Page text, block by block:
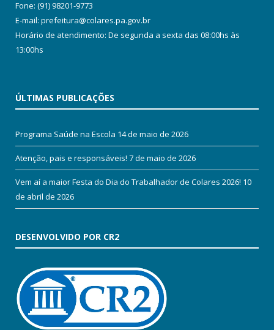
Fone: (91) 98201-9773
E-mail: prefeitura@colares.pa.gov.br
Horário de atendimento: De segunda a sexta das 08:00hs às
13:00hs
ÚLTIMAS PUBLICAÇÕES
Programa Saúde na Escola 14 de maio de 2026
Atenção, pais e responsáveis! 7 de maio de 2026
Vem aí a maior Festa do Dia do Trabalhador de Colares 2026! 10
de abril de 2026
DESENVOLVIDO POR CR2